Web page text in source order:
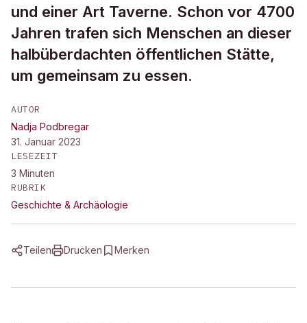
und einer Art Taverne. Schon vor 4700
Jahren trafen sich Menschen an dieser
halbüberdachten öffentlichen Stätte,
um gemeinsam zu essen.
AUTOR
Nadja Podbregar
31. Januar 2023
LESEZEIT
3 Minuten
RUBRIK
Geschichte & Archäologie
Teilen Drucken Merken